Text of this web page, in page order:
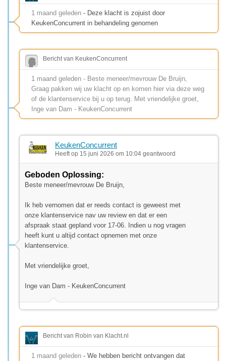
1 maand geleden - Deze klacht is zojuist door
KeukenConcurrent in behandeling genomen
Bericht van KeukenConcurrent
1 maand geleden - Beste meneer/mevrouw De Bruijn,
Graag pakken wij uw klacht op en komen hier via deze weg
of de klantenservice bij u op terug. Met vriendelijke groet,
Inge van Dam - KeukenConcurrent
KeukenConcurrent
Heeft op 15 juni 2026 om 10:04 geantwoord
Geboden Oplossing:
Beste meneer/mevrouw De Bruijn,
Ik heb vernomen dat er reeds contact is geweest met
onze klantenservice nav uw review en dat er een
afspraak staat gepland voor 17-06. Indien u nog vragen
heeft kunt u altijd contact opnemen met onze
klantenservice.
Met vriendelijke groet,
Inge van Dam - KeukenConcurrent
Bericht van Robin van Klacht.nl
1 maand geleden - We hebben bericht ontvangen dat